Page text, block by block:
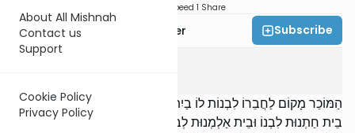
About All Mishnah
Contact us
Support
Cookie Policy
Privacy Policy
Speed 1 Share
Rabbi Fishel Shechter Subscribe
הַמּוֹכֵר מָקוֹם לַחֲבֵרוֹ לִבְנוֹת לוֹ בַיִת, וְכֵן הַמְקַבֵּל מֵחֲבֵרוֹ לִבְנוֹת לוֹ
בֵית חַתְנוּת לִבְנוֹ וּבֵית אַלְמְנוּת לְבִתּוֹ — בּוֹנֶה אַרְבַּע אַמּוֹת עַל